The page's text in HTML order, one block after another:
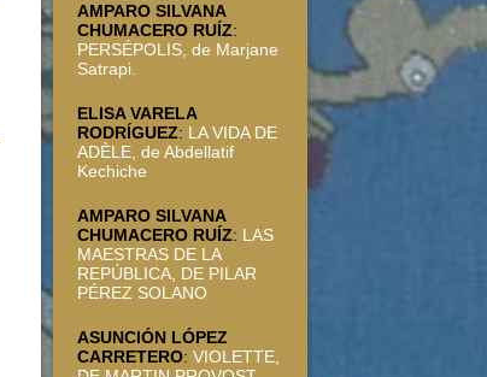
AMPARO SILVANA
CHUMACERO RUÍZ:
PERSÉPOLIS, de Marjane
Satrapi.
ELISA VARELA
RODRÍGUEZ: LA VIDA DE
ADÈLE, de Abdellatif
Kechiche
AMPARO SILVANA
CHUMACERO RUÍZ: LAS
MAESTRAS DE LA
REPÚBLICA, DE PILAR
PÉREZ SOLANO
ASUNCIÓN LÓPEZ
CARRETERO:VIOLETTE,